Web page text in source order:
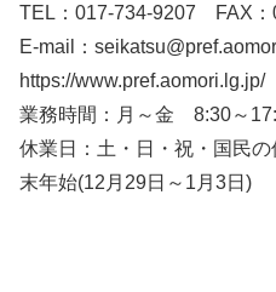
TEL：017-734-9207 FAX：
E-mail：
https://www.pref.aomori.lg.jp/
業務時間：月～金 8:30～
休業日：土・日・祝・国民
末年始(12月29日～1月3日)